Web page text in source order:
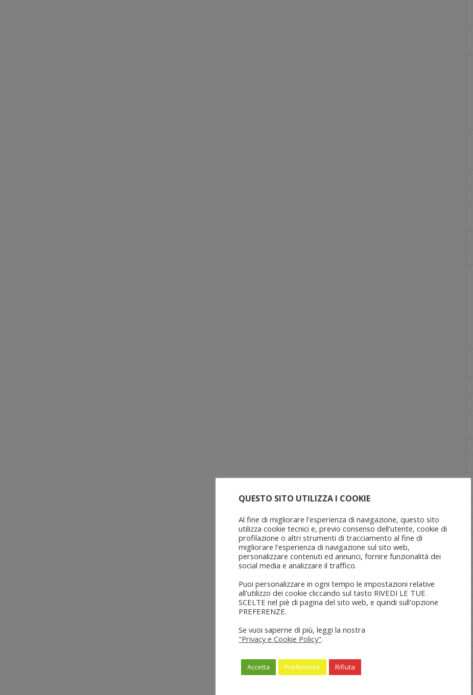
QUESTO SITO UTILIZZA I COOKIE
Al fine di migliorare l'esperienza di navigazione, questo sito
utilizza cookie tecnici e, previo consenso dell'utente, cookie di
profilazione o altri strumenti di tracciamento al fine di
migliorare l'esperienza di navigazione sul sito web,
personalizzare contenuti ed annunci, fornire funzionalità dei
social media e analizzare il traffico.
Puoi personalizzare in ogni tempo le impostazioni relative
all'utilizzo dei cookie cliccando sul tasto RIVEDI LE TUE
SCELTE nel piè di pagina del sito web, e quindi sull'opzione
PREFERENZE.
Se vuoi saperne di più, leggi la nostra
"Privacy e Cookie Policy".
Accetta Preferenze Rifiuta